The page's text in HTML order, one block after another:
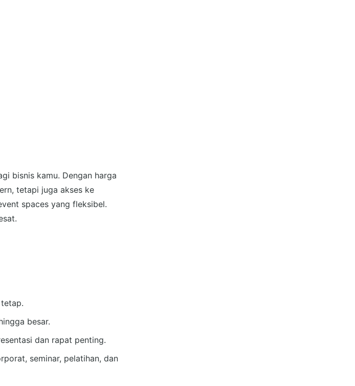
bisnis kamu. Dengan harga
tetapi juga akses ke
spaces yang fleksibel.
besar.
dan rapat penting.
seminar, pelatihan, dan